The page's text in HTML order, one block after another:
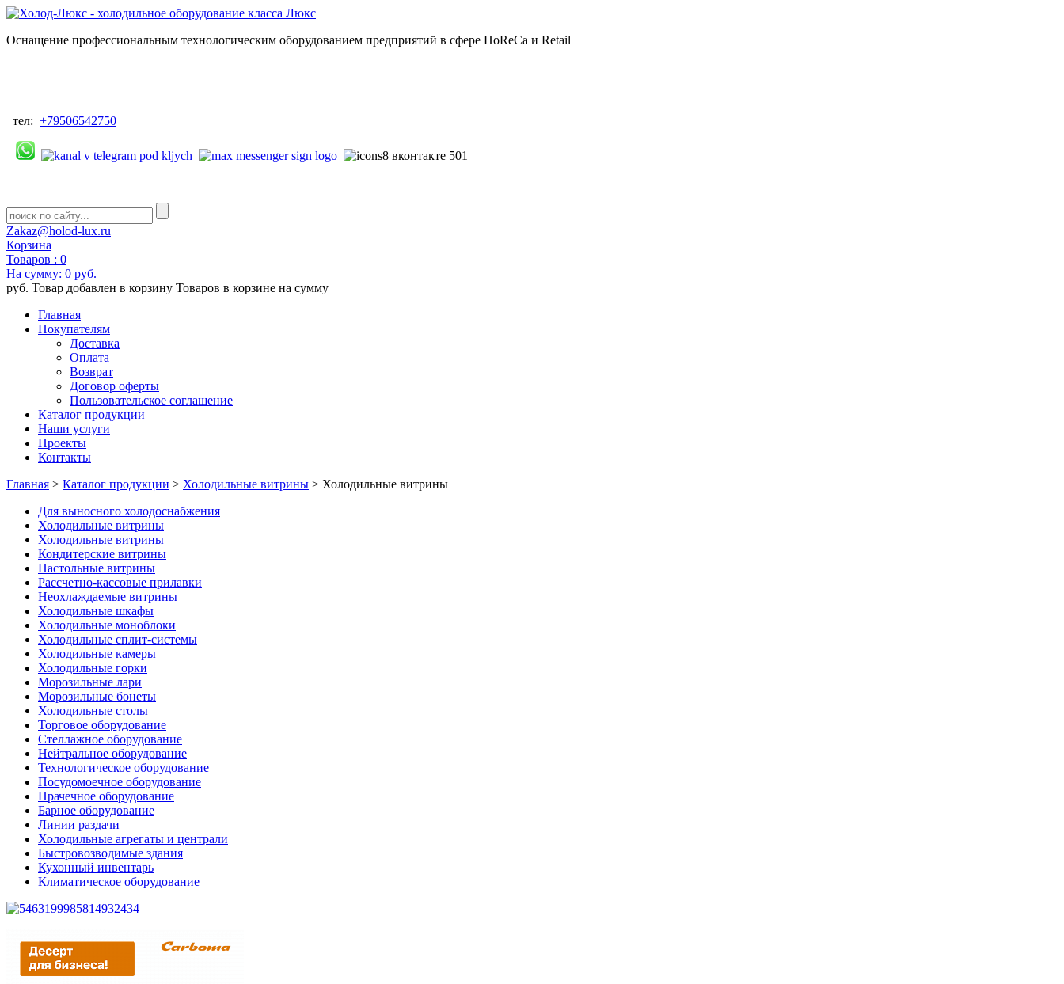
Оснащение профессиональным технологическим оборудованием предприятий в сфере HoReCa и Retail
тел: +79506542750
Zakaz@holod-lux.ru
Корзина
Товаров : 0
На сумму: 0 руб.
руб. Товар добавлен в корзину Товаров в корзине на сумму
Главная
Покупателям
Доставка
Оплата
Возврат
Договор оферты
Пользовательское соглашение
Каталог продукции
Наши услуги
Проекты
Контакты
Главная > Каталог продукции > Холодильные витрины > Холодильные витрины
Для выносного холодоснабжения
Холодильные витрины
Холодильные витрины
Кондитерские витрины
Настольные витрины
Рассчетно-кассовые прилавки
Неохлаждаемые витрины
Холодильные шкафы
Холодильные моноблоки
Холодильные сплит-системы
Холодильные камеры
Холодильные горки
Морозильные лари
Морозильные бонеты
Холодильные столы
Торговое оборудование
Стеллажное оборудование
Нейтральное оборудование
Технологическое оборудование
Посудомоечное оборудование
Прачечное оборудование
Барное оборудование
Линии раздачи
Холодильные агрегаты и централи
Быстровозводимые здания
Кухонный инвентарь
Климатическое оборудование